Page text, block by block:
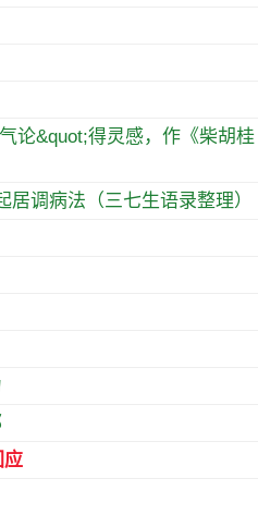
论&quot;得灵感，作《柴胡桂
调病法（三七生语录整理）
应